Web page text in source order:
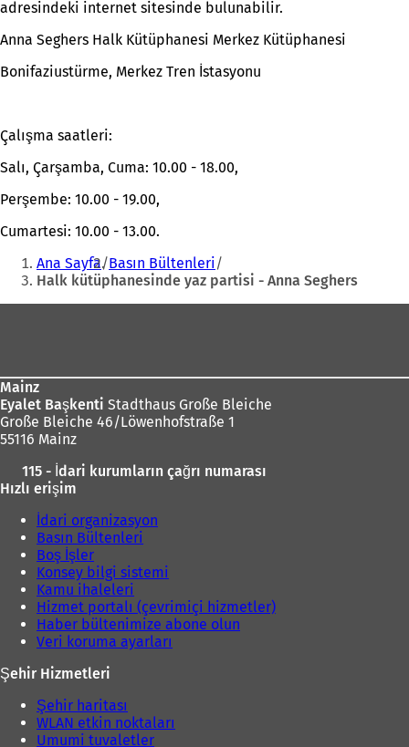
adresindeki internet sitesinde bulunabilir.
Anna Seghers Halk Kütüphanesi Merkez Kütüphanesi
Bonifaziustürme, Merkez Tren İstasyonu
Çalışma saatleri:
Salı, Çarşamba, Cuma: 10.00 - 18.00,
Perşembe: 10.00 - 19.00,
Cumartesi: 10.00 - 13.00.
Buradasınız:
Ana Sayfa Basın Bültenleri
Halk kütüphanesinde yaz partisi - Anna Seghers
Mainz
Eyalet Başkenti Stadthaus Große Bleiche
Große Bleiche 46/Löwenhofstraße 1
55116 Mainz
115 - İdari kurumların çağrı numarası
Hızlı erişim
İdari organizasyon
Basın Bültenleri
Boş İşler
Konsey bilgi sistemi
Kamu ihaleleri
Hizmet portalı (çevrimiçi hizmetler)
Haber bültenimize abone olun
Veri koruma ayarları
Şehir Hizmetleri
Şehir haritası
WLAN etkin noktaları
Umumi tuvaletler